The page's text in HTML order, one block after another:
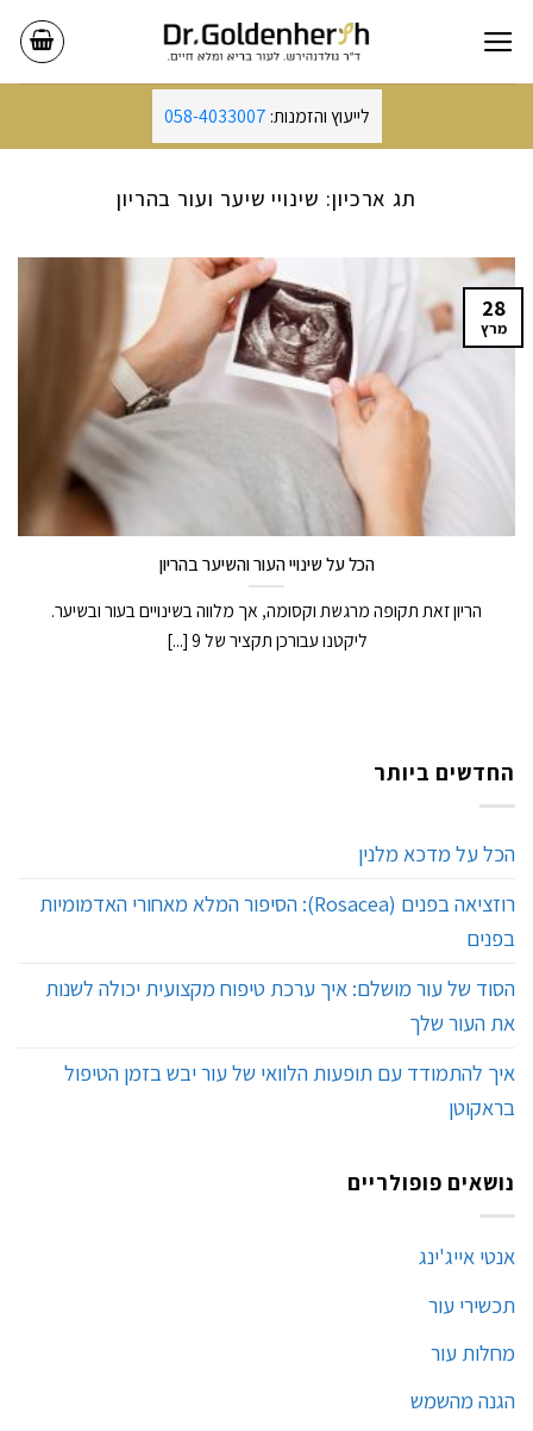
content
לייעוץ והזמנות: 058-4033007
תג ארכיון: שינויי שיער ועור בהריון
הכל על שינויי העור והשיער בהריון
הריון זאת תקופה מרגשת וקסומה, אך מלווה בשינויים בעור ובשיער.
ליקטנו עבורכן תקציר של 9 [...]
28
מרץ
החדשים ביותר
הכל על מדכא מלנין
רוזציאה בפנים (Rosacea): הסיפור המלא מאחורי האדמומיות
בפנים
הסוד של עור מושלם: איך ערכת טיפוח מקצועית יכולה לשנות
את העור שלך
איך להתמודד עם תופעות הלוואי של עור יבש בזמן הטיפול
בראקוטן
נושאים פופולריים
אנטי אייג'ינג
תכשירי עור
מחלות עור
הגנה מהשמש